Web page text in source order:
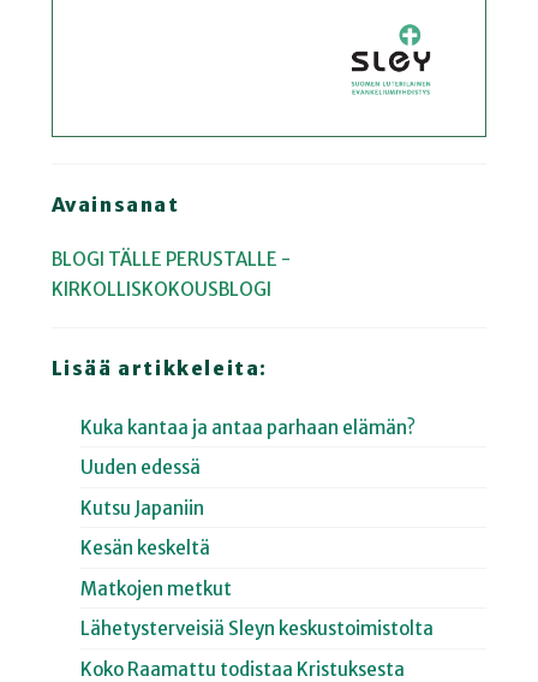
Avainsanat
BLOGI TÄLLE PERUSTALLE -
KIRKOLLISKOKOUSBLOGI
Lisää artikkeleita:
Kuka kantaa ja antaa parhaan elämän?
Uuden edessä
Kutsu Japaniin
Kesän keskeltä
Matkojen metkut
Lähetysterveisiä Sleyn keskustoimistolta
Koko Raamattu todistaa Kristuksesta